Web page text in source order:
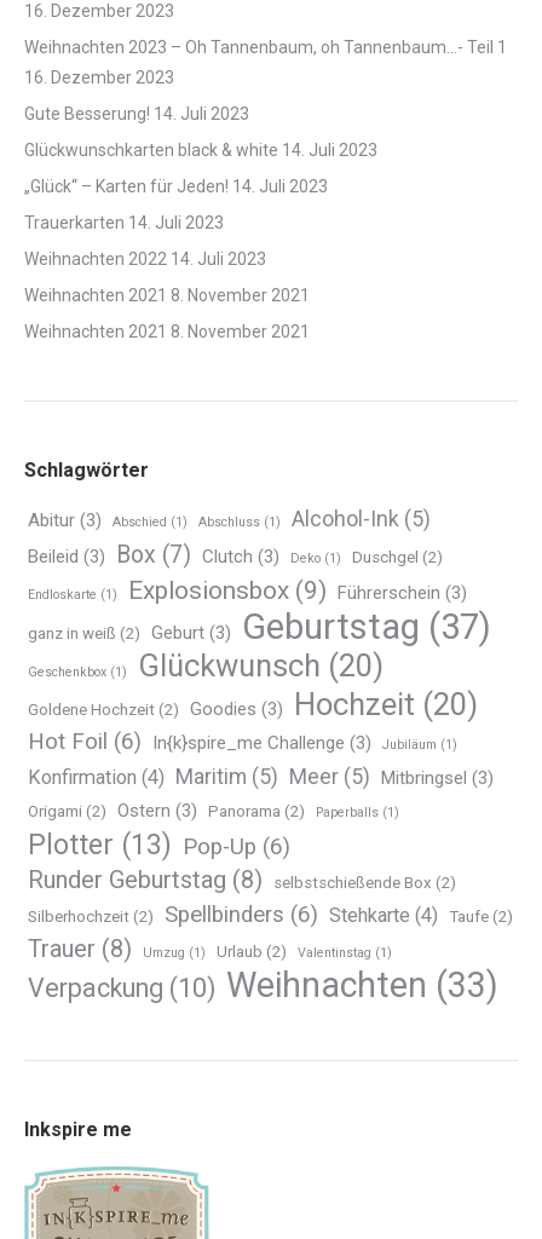
16. Dezember 2023
Weihnachten 2023 – Oh Tannenbaum, oh Tannenbaum…- Teil 1
16. Dezember 2023
Gute Besserung! 14. Juli 2023
Glückwunschkarten black & white 14. Juli 2023
„Glück“ – Karten für Jeden! 14. Juli 2023
Trauerkarten 14. Juli 2023
Weihnachten 2022 14. Juli 2023
Weihnachten 2021 8. November 2021
Weihnachten 2021 8. November 2021
Schlagwörter
Abitur (3) Abschied (1) Abschluss (1) Alcohol-Ink (5)
Beileid (3) Box (7) Clutch (3) Deko (1) Duschgel (2)
Endloskarte (1) Explosionsbox (9) Führerschein (3)
ganz in weiß (2) Geburt (3) Geburtstag (37)
Geschenkbox (1) Glückwunsch (20)
Goldene Hochzeit (2) Goodies (3) Hochzeit (20)
Hot Foil (6) In{k}spire_me Challenge (3) Jubiläum (1)
Konfirmation (4) Maritim (5) Meer (5) Mitbringsel (3)
Origami (2) Ostern (3) Panorama (2) Paperballs (1)
Plotter (13) Pop-Up (6)
Runder Geburtstag (8) selbstschießende Box (2)
Silberhochzeit (2) Spellbinders (6) Stehkarte (4) Taufe (2)
Trauer (8) Umzug (1) Urlaub (2) Valentinstag (1)
Verpackung (10) Weihnachten (33)
Inkspire me